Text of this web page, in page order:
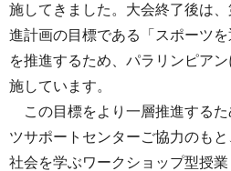
施してきました。大会終了後は
進計画の目標である「スポーツを
を推進するため、パラリンピア
施しています。
この目標をより一層推進する
ツサポートセンターご協力のも
社会を学ぶワークショップ型授